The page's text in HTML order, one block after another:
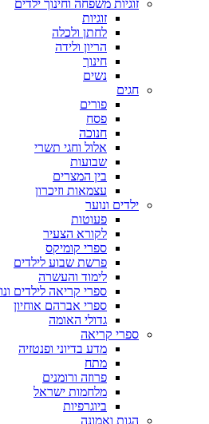
זוגיות משפחה וחינוך ילדים
זוגיות
לחתן ולכלה
הריון ולידה
חינוך
נשים
חגים
פורים
פסח
חנוכה
אלול וחגי תשרי
שבועות
בין המצרים
עצמאות וזיכרון
ילדים ונוער
פעוטות
לקורא הצעיר
ספרי קומיקס
פרשת שבוע לילדים
לימוד והעשרה
ספרי קריאה לילדים
ספרי אברהם אוחיון
גדולי האומה
ספרי קריאה
מדע בדיוני ופנטזיה
מתח
פרוזה ורומנים
מלחמות ישראל
ביוגרפיות
הגות ואמונה